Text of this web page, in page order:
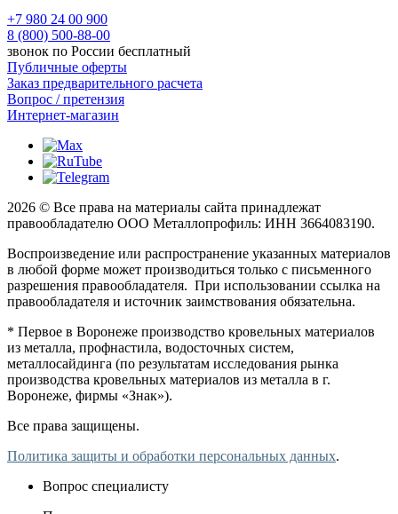
+7 980 24 00 900
8 (800) 500-88-00
звонок по России бесплатный
Публичные оферты
Заказ предварительного расчета
Вопрос / претензия
Интернет-магазин
2026 © Все права на материалы сайта принадлежат
правообладателю ООО Металлопрофиль: ИНН 3664083190.
Воспроизведение или распространение указанных материалов
в любой форме может производиться только с письменного
разрешения правообладателя. При использовании ссылка на
правообладателя и источник заимствования обязательна.
* Первое в Воронеже производство кровельных материалов
из металла, профнастила, водосточных систем,
металлосайдинга (по результатам исследования рынка
производства кровельных материалов из металла в г.
Воронеже, фирмы «Знак»).
Все права защищены.
Политика защиты и обработки персональных данных.
Вопрос специалисту